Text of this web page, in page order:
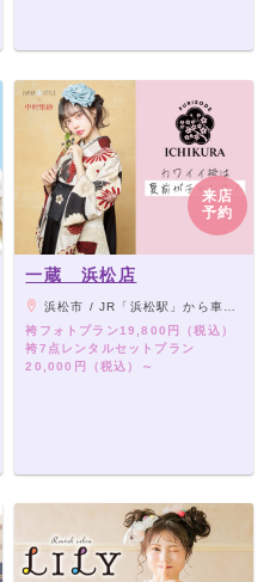
来店
予約
一蔵 浜松店
浜松市 / JR「浜松駅」から車で10分（無料駐車場18台分完備）
袴フォトプラン19,800円（税込）
袴7点レンタルセットプラン
20,000円（税込）～